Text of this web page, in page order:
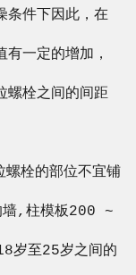
条件下因此，在
一定的增加，
螺栓之间的间距
栓的部位不宜铺
墙,柱模板200 ~
岁至25岁之间的